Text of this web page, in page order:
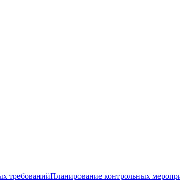
требованийПланирование контрольных